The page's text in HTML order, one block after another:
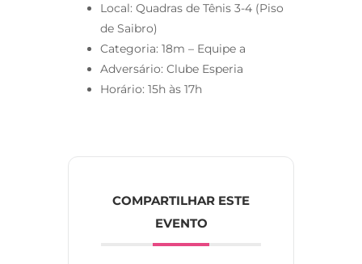
Local: Quadras de Tênis 3-4 (Piso
de Saibro)
Categoria: 18m – Equipe a
Adversário: Clube Esperia
Horário: 15h às 17h
COMPARTILHAR ESTE
EVENTO